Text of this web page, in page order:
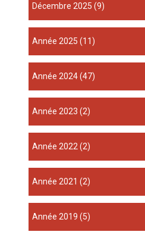
décembre 2025 (9)
année 2025 (11)
année 2024(47)
année 2023 (2)
année 2022 (2)
année 2021 (2)
année 2019 (5)